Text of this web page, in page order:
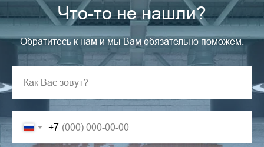
Что-то не нашли?
Обратитесь к нам и мы Вам обязательно поможем.
+7